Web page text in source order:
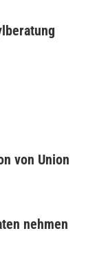
von Union
nehmen